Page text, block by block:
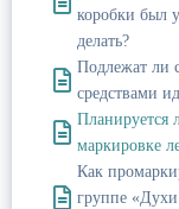
коробки был
делать?
Подлежат ли
средствами
Планируется
маркировке
Как
группе